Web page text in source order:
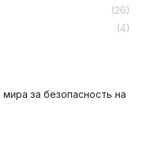
(26)
(4)
за безопасность на